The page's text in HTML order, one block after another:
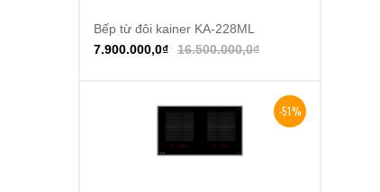
Thêm vào giỏ hàng
Bếp từ đôi kainer KA-228ML
16.500.000,0₫
7.900.000,0₫
-51%